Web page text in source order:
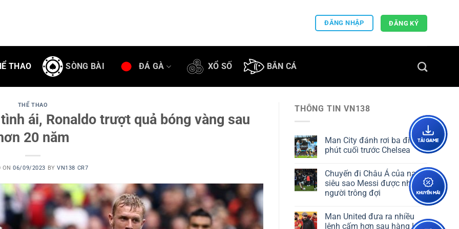
ĐĂNG NHẬP ĐĂNG KÝ
THAO SÒNG BÀI ĐÁ GÀ XỔ SỐ BẮN CÁ
THỂ THAO
ái, Ronaldo trượt quả bóng vàng sau
20 năm
ON06/09/2023 BYVN138 CR7
THÔNG TIN VN138
Man City đánh rơi ba điểm
phút cuối trước Chelsea
Chuyến đi Châu Á của nam
siêu sao Messi được nhiều
người trông đợi
Man United đưa ra nhiều
lệnh cấm hơn sau hàng loạt